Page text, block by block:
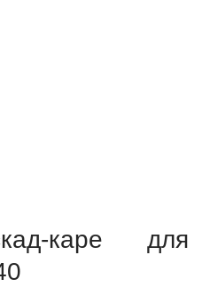
каре для